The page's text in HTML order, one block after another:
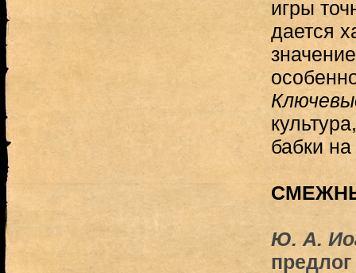
игры
дается
бабки
Ю. А.